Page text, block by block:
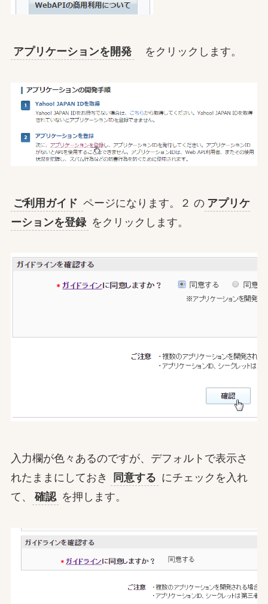
アプリケーションを開発 をクリックします。
ご利用ガイド ページになります。２ の アプリケ
ーションを登録 をクリックします。
入力欄が色々あるのですが、デフォルトで表示さ
れたままにしておき
同意する にチェックを入れ
て、
確認 を押します。